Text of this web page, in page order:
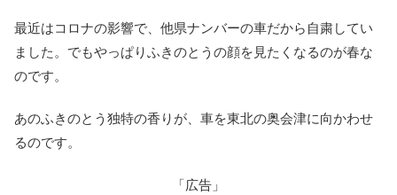
最近はコロナの影響で、他県ナンバーの車だから自粛してい
ました。でもやっぱりふきのとうの顔を見たくなるのが春な
のです。
あのふきのとう独特の香りが、車を東北の奥会津に向かわせ
るのです。
「広告」